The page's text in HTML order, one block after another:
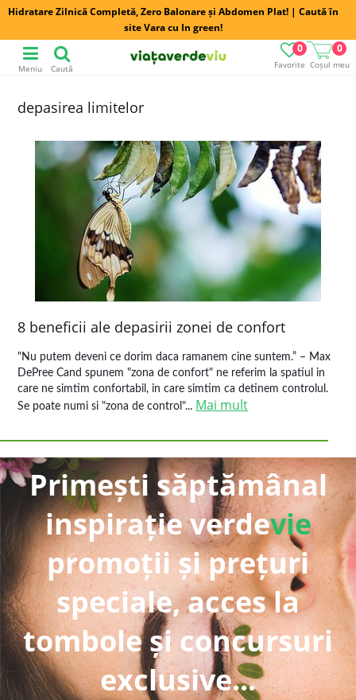
Hidratare Zilnică Completă, Zero Balonare și Abdomen Plat! | Caută în
site Vara cu In green!
Favorite
0
Coșul meu
0
Meniu Caută
depasirea limitelor
8 beneficii ale depasirii zonei de confort
"Nu putem deveni ce dorim daca ramanem cine suntem.” – Max
DePree Cand spunem "zona de confort" ne referim la spatiul in
care ne simtim confortabil, in care simtim ca detinem controlul.
Se poate numi si "zona de control"... Mai mult
Primești săptămânal
inspirație verdevie
promoții și prețuri
speciale, acces la
tombole și concursuri
exclusive...